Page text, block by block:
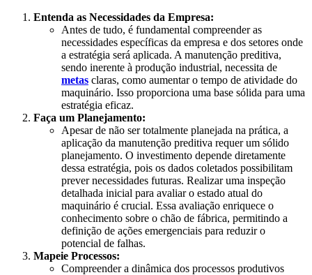
Entenda as Necessidades da Empresa:
Antes de tudo, é fundamental compreender as
necessidades específicas da empresa e dos setores onde
a estratégia será aplicada. A manutenção preditiva,
sendo inerente à produção industrial, necessita de
metas claras, como aumentar o tempo de atividade do
maquinário. Isso proporciona uma base sólida para uma
estratégia eficaz.
Faça um Planejamento:
Apesar de não ser totalmente planejada na prática, a
aplicação da manutenção preditiva requer um sólido
planejamento. O investimento depende diretamente
dessa estratégia, pois os dados coletados possibilitam
prever necessidades futuras. Realizar uma inspeção
detalhada inicial para avaliar o estado atual do
maquinário é crucial. Essa avaliação enriquece o
conhecimento sobre o chão de fábrica, permitindo a
definição de ações emergenciais para reduzir o
potencial de falhas.
Mapeie Processos:
Compreender a dinâmica dos processos produtivos